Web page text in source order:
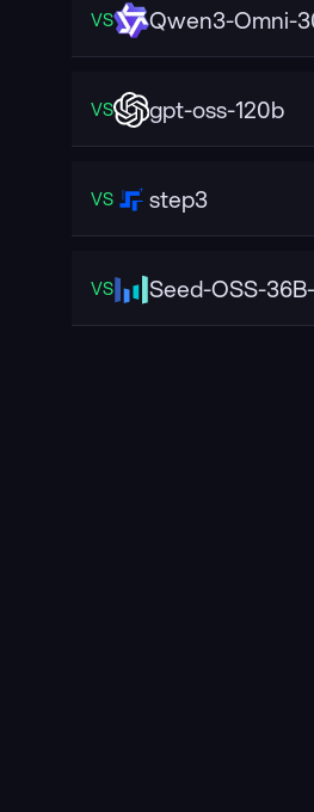
VS Qwen3-Omni-
VS gpt-oss-120b
VS step3
VS Seed-OSS-